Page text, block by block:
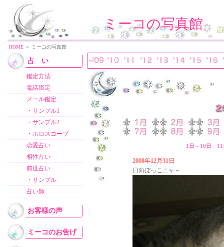
ミーコの写真館
HOME ＞ ミーコの写真館
占 い
鑑定方法
電話鑑定
メール鑑定
・サンプル1
・サンプル2
・ホロスコープ
恋愛占い
相性占い
前世占い
・サンプル
占い師
お客様の声
ミーコのお告げ
1日～10日
2008年12月31日
日向ぼっこニャ～